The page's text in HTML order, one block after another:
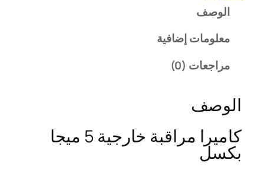
الوصف
معلومات إضافية
مراجعات (0)
الوصف
كاميرا مراقبة خارجية 5 ميجا
بكسل